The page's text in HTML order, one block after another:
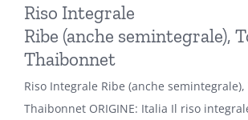
Riso Integrale
Ribe (anche semintegrale),
Thaibonnet
Riso Integrale Ribe (anche
Thaibonnet ORIGINE: Italia Il riso